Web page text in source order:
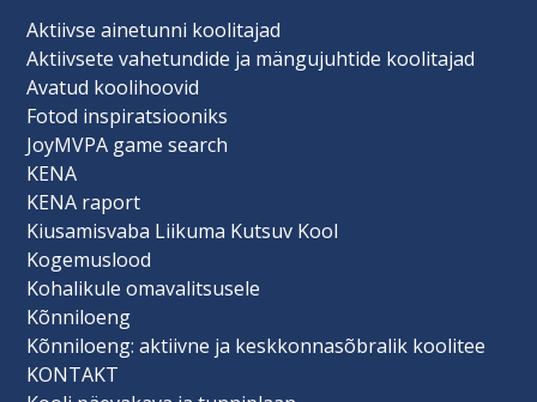
Aktiivse ainetunni koolitajad
Aktiivsete vahetundide ja mängujuhtide koolitajad
Avatud koolihoovid
Fotod inspiratsiooniks
JoyMVPA game search
KENA
KENA raport
Kiusamisvaba Liikuma Kutsuv Kool
Kogemuslood
Kohalikule omavalitsusele
Kõnniloeng
Kõnniloeng: aktiivne ja keskkonnasõbralik koolitee
KONTAKT